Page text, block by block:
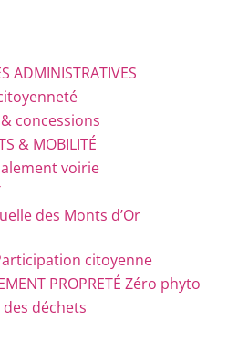
ADMINISTRATIVES
concessions
& MOBILITÉ
voirie
des Monts d’Or
citoyenne
PROPRETÉ Zéro phyto
déchets